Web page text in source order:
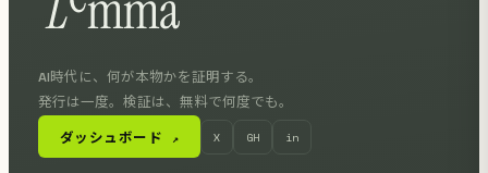
AI時代に、何が本物かを証明する。
発行は一度。検証は、無料で何度でも。
ダッシュボード ↗ X GH in